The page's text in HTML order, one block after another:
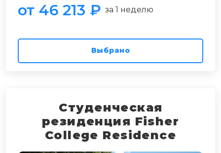
от 46 213 ₽ за 1 неделю
Выбрано
Студенческая
резиденция Fisher
College Residence